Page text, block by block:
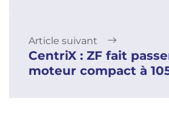
Article suivant
CentriX : ZF fait
moteur compact à